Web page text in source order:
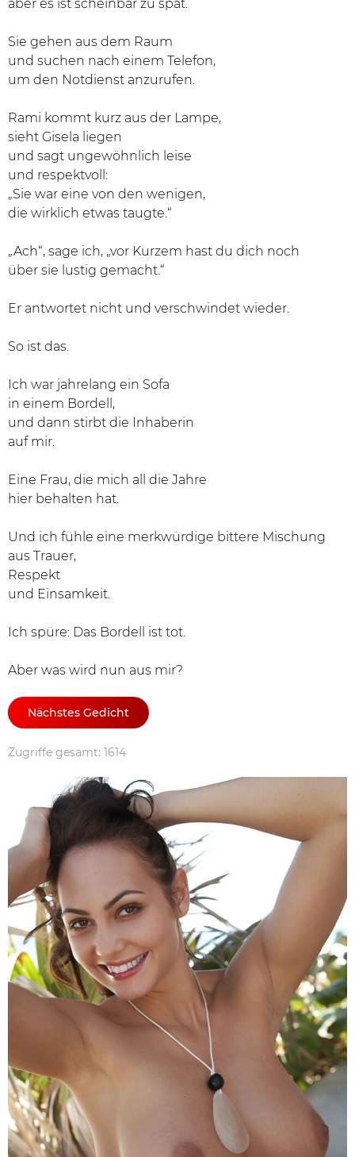
aber es ist scheinbar zu spät.
Sie gehen aus dem Raum
und suchen nach einem Telefon,
um den Notdienst anzurufen.
Rami kommt kurz aus der Lampe,
sieht Gisela liegen
und sagt ungewöhnlich leise
und respektvoll:
„Sie war eine von den wenigen,
die wirklich etwas taugte.“
„Ach“, sage ich, „vor Kurzem hast du dich noch
über sie lustig gemacht.“
Er antwortet nicht und verschwindet wieder.
So ist das.
Ich war jahrelang ein Sofa
in einem Bordell,
und dann stirbt die Inhaberin
auf mir.
Eine Frau, die mich all die Jahre
hier behalten hat.
Und ich fühle eine merkwürdige bittere Mischung
aus Trauer,
Respekt
und Einsamkeit.
Ich spüre: Das Bordell ist tot.
Aber was wird nun aus mir?
Nächstes Gedicht
Zugriffe gesamt: 1614